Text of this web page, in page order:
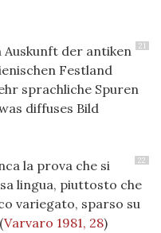
21
Auskunft der antiken
Festland
sprachliche Spuren
diffuses Bild
22
la prova che si
lingua, piuttosto che
variegato, sparso su
(Varvaro 1981, 28)